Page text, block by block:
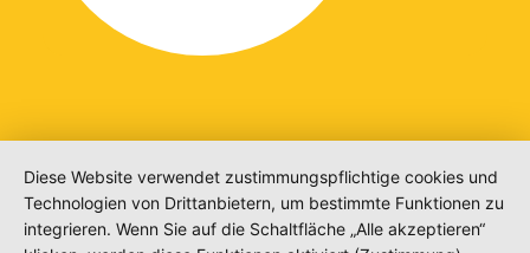
Diese Website verwendet zustimmungspflichtige cookies und
Technologien von Drittanbietern, um bestimmte Funktionen zu
integrieren. Wenn Sie auf die Schaltfläche „Alle akzeptieren“